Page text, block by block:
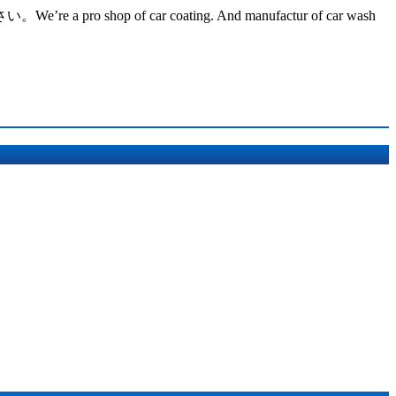
a pro shop of car coating. And manufactur of car wash